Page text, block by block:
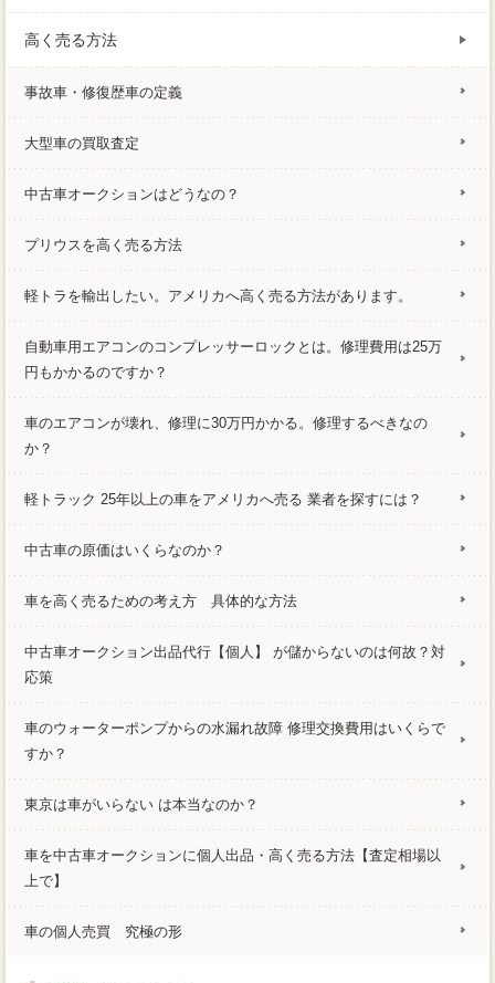
高く売る方法
事故車・修復歴車の定義
大型車の買取査定
中古車オークションはどうなの？
プリウスを高く売る方法
軽トラを輸出したい。アメリカへ高く売る方法があります。
自動車用エアコンのコンプレッサーロックとは。修理費用は25万
円もかかるのですか？
車のエアコンが壊れ、修理に30万円かかる。修理するべきなの
か？
軽トラック 25年以上の車をアメリカへ売る 業者を探すには？
中古車の原価はいくらなのか？
車を高く売るための考え方 具体的な方法
中古車オークション出品代行【個人】 が儲からないのは何故？対
応策
車のウォーターポンプからの水漏れ故障 修理交換費用はいくらで
すか？
東京は車がいらない は本当なのか？
車を中古車オークションに個人出品・高く売る方法【査定相場以
上で】
車の個人売買 究極の形